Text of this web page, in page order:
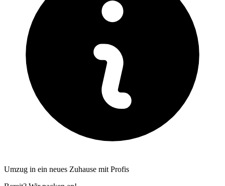
Umzug in ein neues Zuhause mit Profis